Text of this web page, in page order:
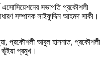
এসোসিয়েশনের সভাপতি প্রকৌশলী
সম্পাদক সাইফুদ্দিন আহমদ সাকী।
প্রকৌশলী আবুল হাসনাত, প্রকৌশলী
প্রমুখ।